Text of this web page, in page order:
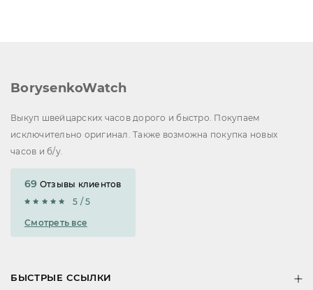
BorysenkoWatch
Выкуп швейцарских часов дорого и быстро. Покупаем
исключительно оригинал. Также возможна покупка новых
часов и б/у.
69 Отзывы клиентов
5 / 5
Смотреть все
БЫСТРЫЕ ССЫЛКИ